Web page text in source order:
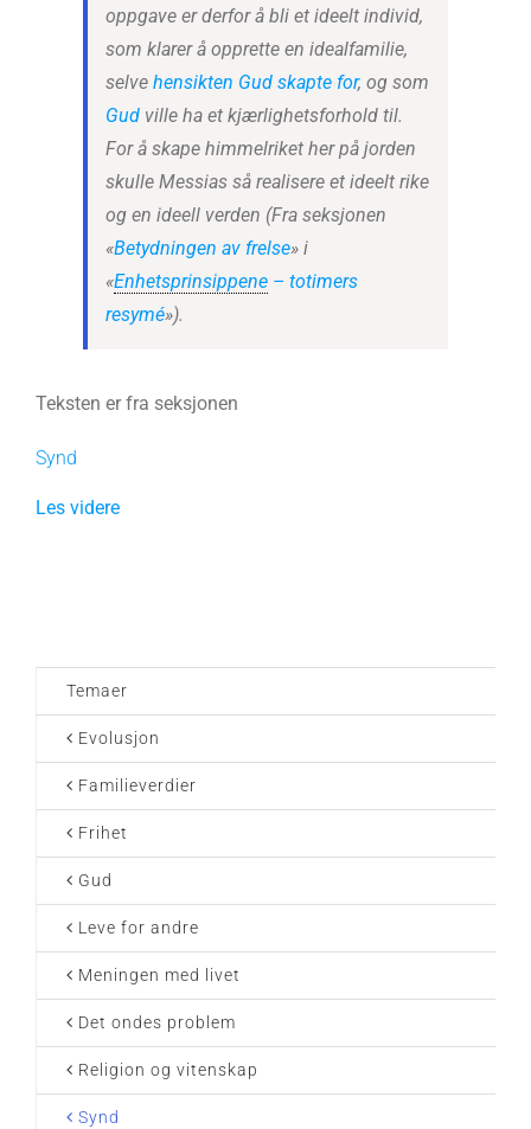
oppgave er derfor å bli et ideelt individ,
som klarer å opprette en idealfamilie,
selve hensikten Gud skapte for, og som
Gud ville ha et kjærlighetsforhold til.
For å skape himmelriket her på jorden
skulle Messias så realisere et ideelt rike
og en ideell verden (Fra seksjonen
«Betydningen av frelse» i
«Enhetsprinsippene – totimers
resymé»).
Teksten er fra seksjonen
Synd
Les videre
Temaer
Evolusjon
Familieverdier
Frihet
Gud
Leve for andre
Meningen med livet
Det ondes problem
Religion og vitenskap
Synd